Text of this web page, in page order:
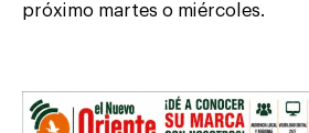
próximo martes o miércoles.